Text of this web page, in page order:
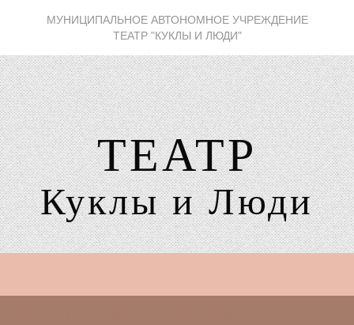
МУНИЦИПАЛЬНОЕ АВТОНОМНОЕ УЧРЕЖДЕНИЕ
ТЕАТР "КУКЛЫ И ЛЮДИ"
ТЕАТР
Куклы и Люди